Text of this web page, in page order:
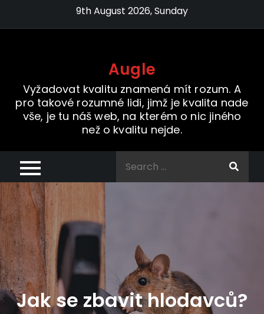
9th August 2026, Sunday
Augle
Vyžadovat kvalitu znamená mít rozum. A
pro takové rozumné lidi, jimž je kvalita nade
vše, je tu náš web, na kterém o nic jiného
než o kvalitu nejde.
Jak se zbavit hlodavců?